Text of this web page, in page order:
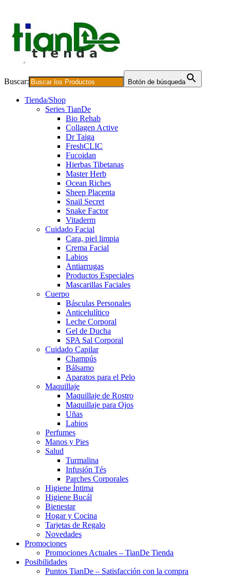
Buscar: Botón de búsqueda
Tienda/Shop
Series TianDe
Bio Rehab
Collagen Active
Dr Taiga
FreshCLIC
Fucoidan
Hierbas Tibetanas
Master Herb
Ocean Riches
Sheep Placenta
Snail Secret
Snake Factor
Vitaderm
Cuidado Facial
Cara, piel limpia
Crema Facial
Labios
Antiarrugas
Productos Especiales
Mascarillas Faciales
Cuerpo
Básculas Personales
Anticelulítico
Leche Corporal
Gel de Ducha
SPA Sal Corporal
Cuidado Capilar
Champús
Bálsamo
Aparatos para el Pelo
Maquillaje
Maquillaje de Rostro
Maquillaje para Ojos
Uñas
Labios
Perfumes
Manos y Pies
Salud
Turmalina
Infusión Tés
Parches Corporales
Higiene Íntima
Higiene Bucál
Bienestar
Hogar y Cocina
Tarjetas de Regalo
Novedades
Promociones
Promociones Actuales – TianDe Tienda
Posibilidades
Puntos TianDe – Satisfacción con la compra